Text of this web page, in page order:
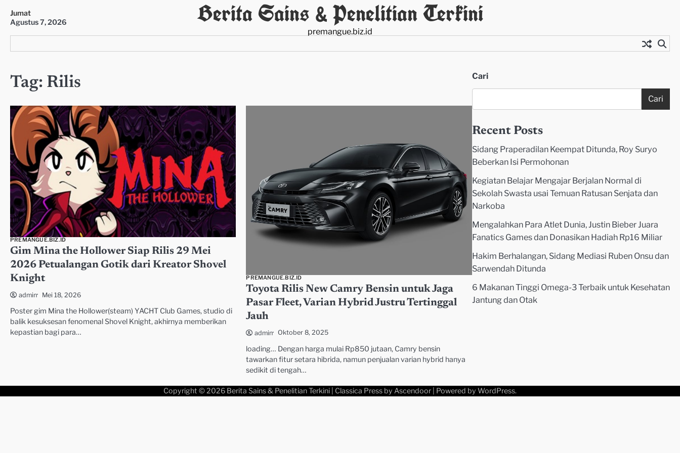
content
Jumat
Agustus 7, 2026
Berita Sains & Penelitian Terkini
premangue.biz.id
Tag: Rilis
PREMANGUE.BIZ.ID
Gim Mina the Hollower Siap Rilis 29 Mei
2026 Petualangan Gotik dari Kreator Shovel
Knight
admin Mei 18, 2026
Poster gim Mina the Hollower(steam) YACHT Club Games, studio di
balik kesuksesan fenomenal Shovel Knight, akhirnya memberikan
kepastian bagi para…
PREMANGUE.BIZ.ID
Toyota Rilis New Camry Bensin untuk Jaga
Pasar Fleet, Varian Hybrid Justru Tertinggal
Jauh
admin Oktober 8, 2025
loading… Dengan harga mulai Rp850 jutaan, Camry bensin
tawarkan fitur setara hibrida, namun penjualan varian hybrid hanya
sedikit di tengah…
Cari
Cari
Recent Posts
Sidang Praperadilan Keempat Ditunda, Roy Suryo
Beberkan Isi Permohonan
Kegiatan Belajar Mengajar Berjalan Normal di
Sekolah Swasta usai Temuan Ratusan Senjata dan
Narkoba
Mengalahkan Para Atlet Dunia, Justin Bieber Juara
Fanatics Games dan Donasikan Hadiah Rp16 Miliar
Hakim Berhalangan, Sidang Mediasi Ruben Onsu dan
Sarwendah Ditunda
6 Makanan Tinggi Omega-3 Terbaik untuk Kesehatan
Jantung dan Otak
Copyright © 2026 Berita Sains & Penelitian Terkini | Classica Press by Ascendoor | Powered by WordPress.